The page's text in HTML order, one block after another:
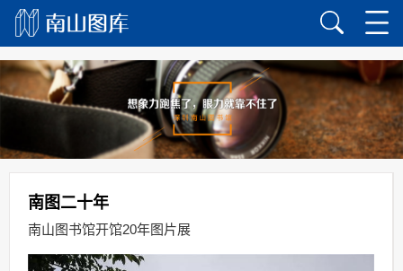
南图二十年
南山图书馆开馆20年图片展